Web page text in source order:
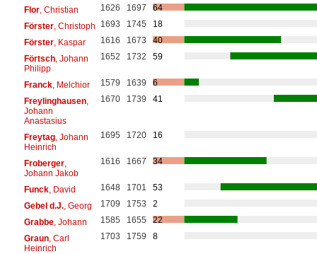
Flor, Christian 1626 1697
64
Förster, Christoph 1693 1745
18
Förster, Kaspar 1616 1673
40
Förtsch, Johann
Philipp
1652 1732 59
Franck, Melchior 1579 1639
6
Freylinghausen,
Johann
Anastasius
1670 1739 41
Freytag, Johann
Heinrich
1695 1720 16
Froberger,
Johann Jakob
1616 1667 34
Funck, David 1648 1701
53
Gebel d.J., Georg 1709 1753
2
Grabbe, Johann 1585 1655
22
Graun, Carl
Heinrich
1703 1759 8